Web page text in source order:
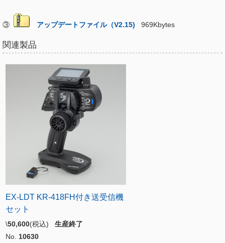
③ アップデートファイル（V2.15) 969Kbytes
関連製品
EX-LDT KR-418FH付き送受信機
セット
\50,600(税込) 生産終了
No. 10630